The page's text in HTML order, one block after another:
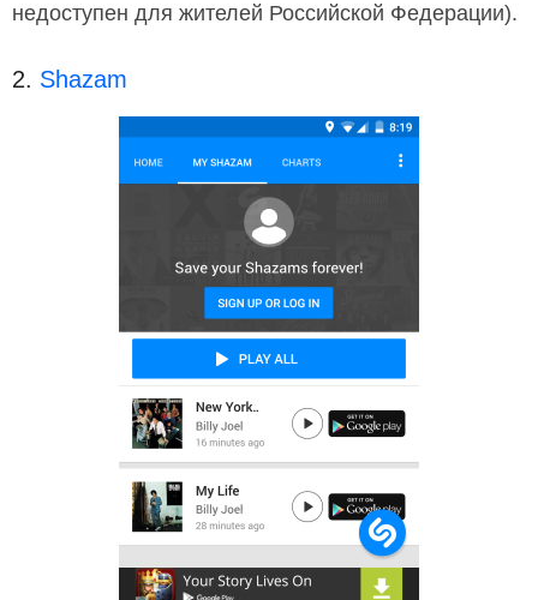
недоступен для жителей Российской Федерации).
2. Shazam